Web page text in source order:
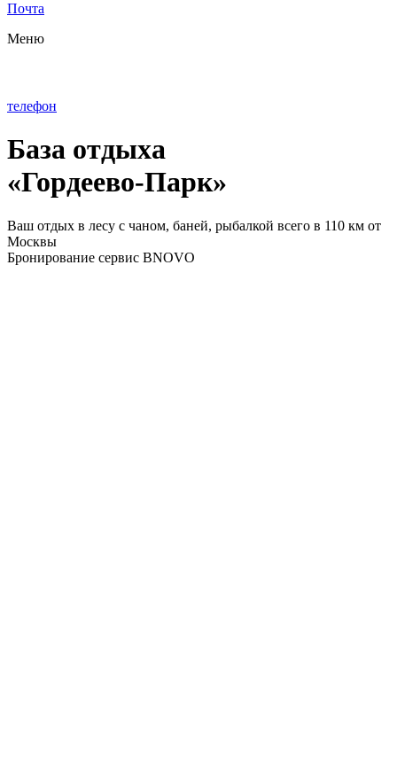
Почта
Меню
телефон
База отдыха
«Гордеево-Парк»
Ваш отдых в лесу с чаном, баней, рыбалкой всего в 110 км от
Москвы
Бронирование сервис BNOVO